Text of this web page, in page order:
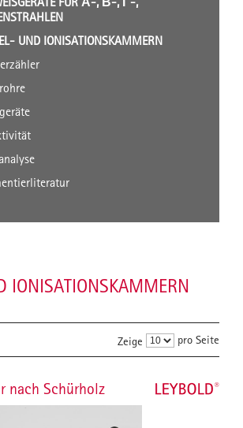
UND IONISATIONSKAMMERN
IONISATIONSKAMMERN
Zeige pro Seite
nach Schürholz